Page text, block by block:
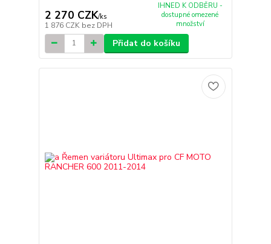
2 270 CZK/ks
1 876 CZK bez DPH
IHNED K ODBĚRU -
dostupné omezené
množství
Přidat do košíku